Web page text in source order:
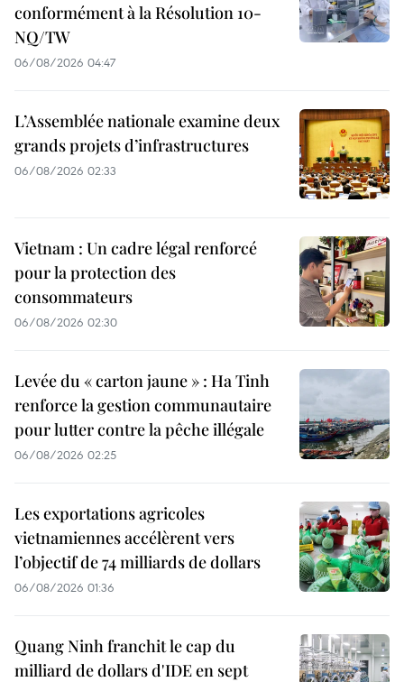
conformément à la Résolution 10-
NQ/TW
06/08/2026 04:47
L’Assemblée nationale examine deux
grands projets d’infrastructures
06/08/2026 02:33
Vietnam : Un cadre légal renforcé
pour la protection des
consommateurs
06/08/2026 02:30
Levée du « carton jaune » : Ha Tinh
renforce la gestion communautaire
pour lutter contre la pêche illégale
06/08/2026 02:25
Les exportations agricoles
vietnamiennes accélèrent vers
l’objectif de 74 milliards de dollars
06/08/2026 01:36
Quang Ninh franchit le cap du
milliard de dollars d'IDE en sept